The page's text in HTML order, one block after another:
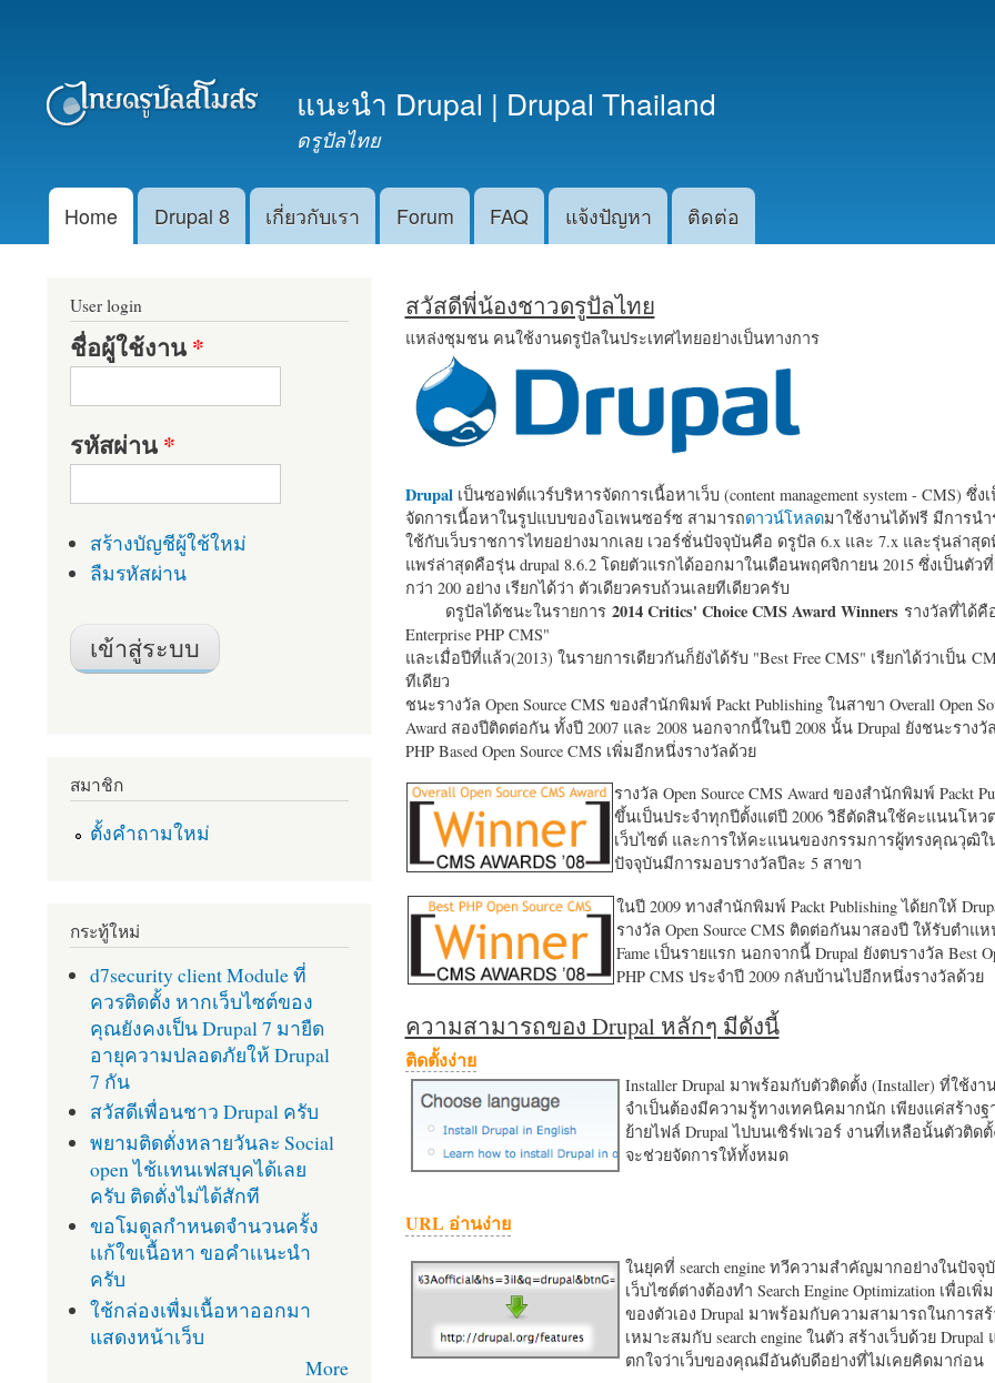
หลัก
แนะนำ Drupal | Drupal Thailand
ดรูปัลไทย
Main menu
Home Drupal 8 เกี่ยวกับเรา Forum FAQ แจ้งปัญหา ติดต่อ
สวัสดีพี่น้องชาวดรูปัลไทย
แหล่งชุมชน คนใช้งานดรูปัลในประเทศไทยอย่างเป็นทางการ
Drupalเป็นซอฟต์แวร์บริหารจัดการเนื้อหาเว็บ (content management system - CMS) ซึ่ง
จัดการเนื้อหาในรูปแบบของโอเพนซอร์ซ สามารถดาวน์โหลดมาใช้งานได้ฟรี มีการน
ใช้กับเว็บราชการไทยอย่างมากเลย เวอร์ชั่นปัจจุบันคือ ดรูปัล 6.x และ 7.x และรุ่นล่าสุด
แพร่ล่าสุดคือรุ่น drupal 8.6.2 โดยตัวแรกได้ออกมาในเดือนพฤศจิกายน 2015 ซึ่งเป็นตั
กว่า 200 อย่าง เรียกได้ว่า ตัวเดียวครบถ้วนเลยทีเดียวครับ
ดรูปัลได้ชนะในรายการ 2014 Critics' Choice CMS Award Winners รางวัลที่ได้คื
Enterprise PHP CMS"
และเมื่อปีที่แล้ว(2013) ในรายการเดียวกันก็ยังได้รับ "Best Free CMS" เรียกได้ว่าเป็น
ทีเดียว
ชนะรางวัล Open Source CMS ของสำนักพิมพ์ Packt Publishing ในสาขา Overall Open
Award สองปีติดต่อกัน ทั้งปี 2007 และ 2008 นอกจากนี้ในปี 2008 นั้น Drupal ยังชนะรางวั
PHP Based Open Source CMS เพิ่มอีกหนึ่งรางวัลด้วย
รางวัล Open Source CMS Award ของสำนักพิมพ์ Packt
ขึ้นเป็นประจำทุกปีตั้งแต่ปี 2006 วิธีตัดสินใช้คะแนนโหว
เว็บไซต์ และการให้คะแนนของกรรมการผู้ทรงคุณวุฒิใ
ปัจจุบันมีการมอบรางวัลปีละ 5 สาขา
ในปี 2009 ทางสำนักพิมพ์ Packt Publishing ได้ยกให้
รางวัล Open Source CMS ติดต่อกันมาสองปี ให้รับตำแ
Fame เป็นรายแรก นอกจากนี้ Drupal ยังตบรางวัล Best
PHP CMS ประจำปี 2009 กลับบ้านไปอีกหนึ่งรางวัลด้วย
ความสามารถของ Drupal หลักๆ มีดังนี้
ติดตั้งง่าย
Installer Drupal มาพร้อมกับตัวติดตั้ง (Installer) ที่ใช้งา
จำเป็นต้องมีความรู้ทางเทคนิคมากนัก เพียงแค่สร้าง
ย้ายไฟล์ Drupal ไปบนเซิร์ฟเวอร์ งานที่เหลือนั้นตัวติดตั้
จะช่วยจัดการให้ทั้งหมด
URL อ่านง่าย
ในยุคที่ search engine ทวีความสำคัญมากอย่างในปัจจุ
เว็บไซต์ต่างต้องทำ Search Engine Optimization เพื่อเ
ของตัวเอง Drupal มาพร้อมกับความสามารถในการสร้
เหมาะสมกับ search engine ในตัว สร้างเว็บด้วย
ตกใจว่าเว็บของคุณมีอันดับดีอย่างที่ไม่เคยคิดมาก่อน
User login
ชื่อผู้ใช้งาน*
รหัสผ่าน*
สร้างบัญชีผู้ใช้ใหม่
ลืมรหัสผ่าน
สมาชิก
ตั้งคำถามใหม่
กระทู้ใหม่
d7security client Module ที่
ควรติดตั้ง หากเว็บไซต์ของ
คุณยังคงเป็น Drupal 7 มายืด
อายุความปลอดภัยให้ Drupal
7 กัน
สวัสดีเพื่อนชาว Drupal ครับ
พยามติดตั่งหลายวันละ Social
open ไช้เเทนเฟสบุคได้เลย
ครับ ติดตั่งไม่ได้สักที
ขอโมดูลกำหนดจำนวนครั้ง
เเก้ใขเนื้อหา ขอคำเเนะนำ
ครับ
ใช้กล่องเพื่มเนื้อหาออกมา
แสดงหน้าเว็บ
More